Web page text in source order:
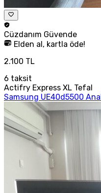
Cüzdanım Güvende
Elden al, kartla öde!
2.100 TL
6 taksit
Actifry Express XL Tefal
Samsung UE40d5500